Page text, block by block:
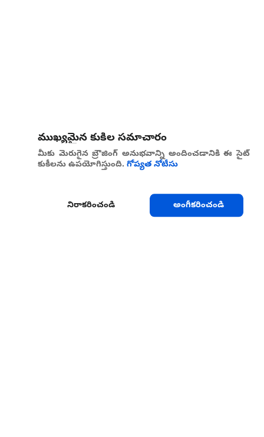
ముఖ్యమైన కుకీల సమాచారం
మీకు మెరుగైన బ్రౌజింగ్ అనుభవాన్ని అందించడానికి ఈ సైట్
కుకీలను ఉపయోగిస్తుంది. గోప్యత నోటీసు
నిరాకరించండి అంగీకరించండి